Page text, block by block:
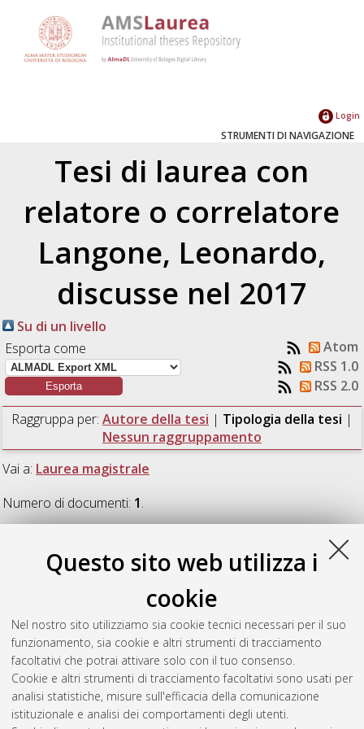
Questo sito web utilizza i
cookie
Nel nostro sito utilizziamo sia cookie tecnici necessari per il suo
funzionamento, sia cookie e altri strumenti di tracciamento
facoltativi che potrai attivare solo con il tuo consenso.
Cookie e altri strumenti di tracciamento facoltativi sono usati per
analisi statistiche, misure sull'efficacia della comunicazione
istituzionale e analisi dei comportamenti degli utenti.
Login
STRUMENTI DI NAVIGAZIONE
Tesi di laurea con
relatore o correlatore
Langone, Leonardo,
discusse nel 2017
Su di un livello
Esporta come
Atom
RSS 1.0
RSS 2.0
Raggruppa per: Autore della tesi | Tipologia della tesi |
Nessun raggruppamento
Vai a: Laurea magistrale
Numero di documenti: 1.
Laurea magistrale
Variabilità stagionale dei flussi verticali
magistrale], Università di Bologna, Corso di Studio inAnalisi e
gestione dell'ambiente [LM-DM270] - Ravenna, Documento
full-text non disponibile
Questa lista e' stata generata ilSat Aug 8 19:40:53 2026